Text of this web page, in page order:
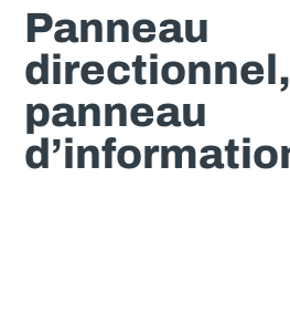
Panneau
directionnel,
panneau